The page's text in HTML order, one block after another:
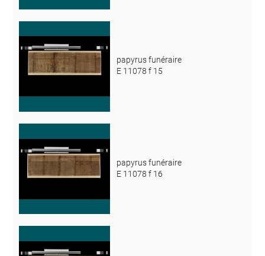
papyrus funéraire
E 11078 f 15
papyrus funéraire
E 11078 f 16